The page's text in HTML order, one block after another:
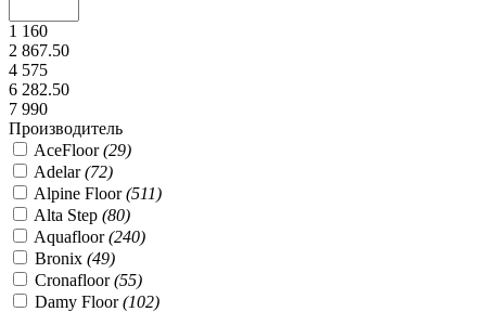
1 160
2 867.50
4 575
6 282.50
7 990
Производитель
AceFloor(29)
Adelar(72)
Alpine Floor(511)
Alta Step (80)
Aquafloor(240)
Bronix (49)
Cronafloor(55)
Damy Floor(102)